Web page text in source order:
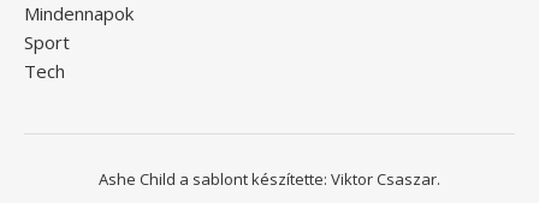
Mindennapok
Sport
Tech
Ashe Child a sablont készítette: Viktor Csaszar.